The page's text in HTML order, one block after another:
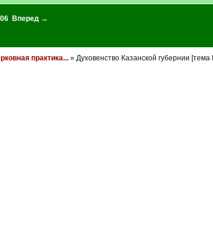
Вперед →
практика...» Духовенство Казанской губернии